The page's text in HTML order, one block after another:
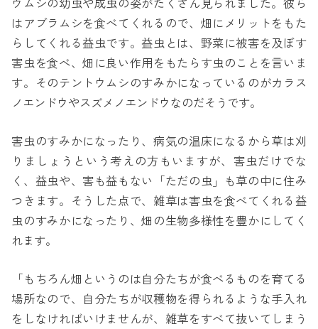
ウムシの幼虫や成虫の姿がたくさん見られました。彼ら
はアブラムシを食べてくれるので、畑にメリットをもた
らしてくれる益虫です。益虫とは、野菜に被害を及ぼす
害虫を食べ、畑に良い作用をもたらす虫のことを言いま
す。そのテントウムシのすみかになっているのがカラス
ノエンドウやスズメノエンドウなのだそうです。
害虫のすみかになったり、病気の温床になるから草は刈
りましょうという考えの方もいますが、害虫だけでな
く、益虫や、害も益もない「ただの虫」も草の中に住み
つきます。そうした点で、雑草は害虫を食べてくれる益
虫のすみかになったり、畑の生物多様性を豊かにしてく
れます。
「もちろん畑というのは自分たちが食べるものを育てる
場所なので、自分たちが収穫物を得られるような手入れ
をしなければいけませんが、雑草をすべて抜いてしまう